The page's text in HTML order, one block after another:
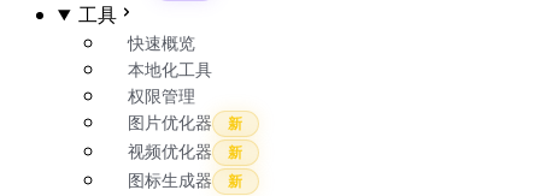
工具
快速概览
本地化工具
权限管理
图片优化器
新
视频优化器 新
图标生成器 新